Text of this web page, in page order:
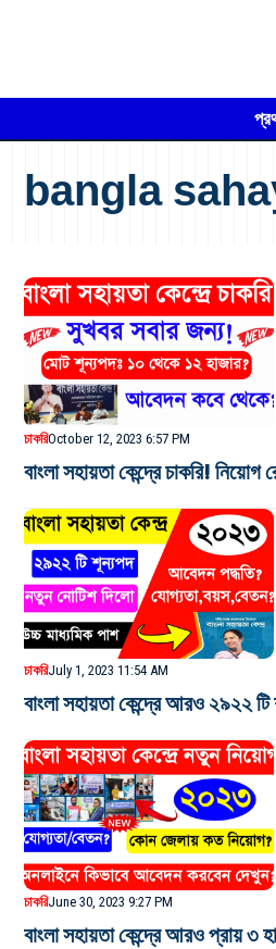
bangla
চাকরিOctober 12, 2023 6:57 PM
বাংলা সহায়তা কেন্দ্রে চাকরি!
চাকরিJuly 1, 2023 11:54 AM
বাংলা সহায়তা কেন্দ্রে আরও ২৯২২
চাকরিJune 30, 2023 9:27 PM
বাংলা সহায়তা কেন্দ্রে আরও প্রায় ৩